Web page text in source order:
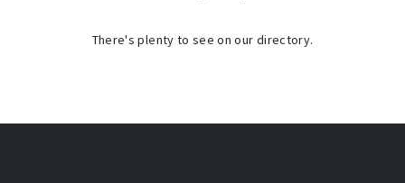
There's plenty to see on our directory.